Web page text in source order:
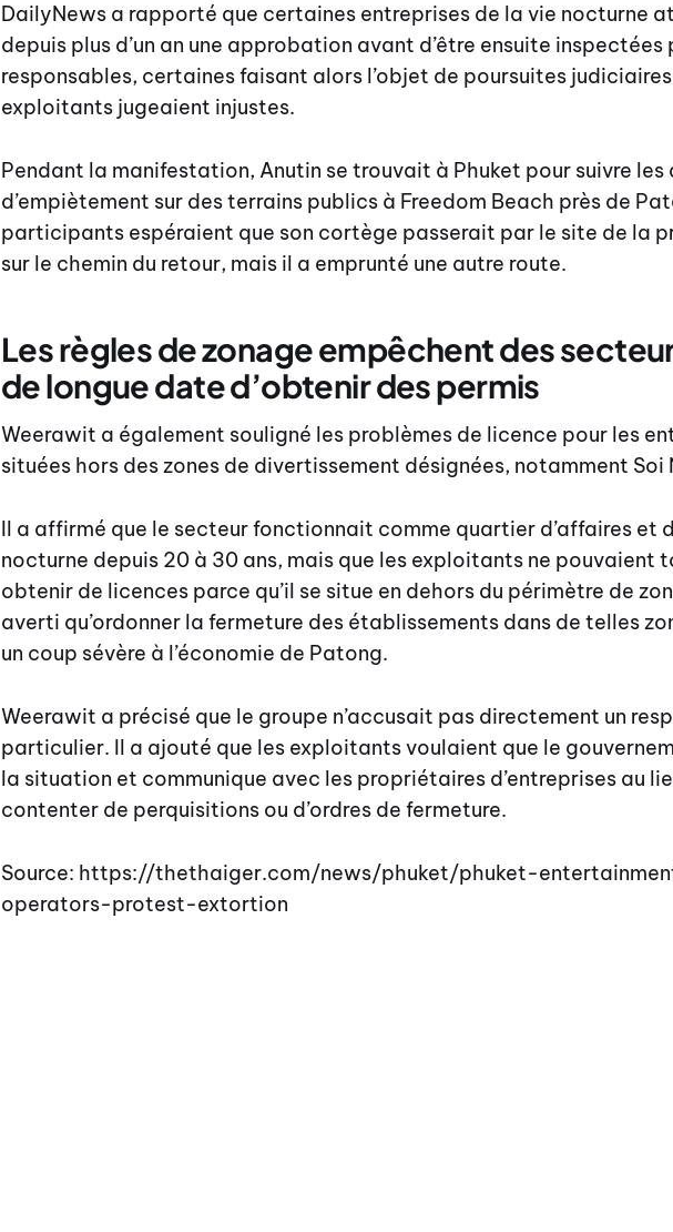
DailyNews a rapporté que certaines entreprises de la vie nocturne
depuis plus d’un an une approbation avant d’être ensuite inspectées
responsables, certaines faisant alors l’objet de poursuites
exploitants jugeaient injustes.
Pendant la manifestation, Anutin se trouvait à Phuket pour suivre les
d’empiètement sur des terrains publics à Freedom Beach près de
participants espéraient que son cortège passerait par le site de la
sur le chemin du retour, mais il a emprunté une autre route.
Les règles de zonage empêchent des
de longue date d’obtenir des permis
Weerawit a également souligné les problèmes de licence pour les
situées hors des zones de divertissement désignées, notamment Soi
Il a affirmé que le secteur fonctionnait comme quartier d’affaires et
nocturne depuis 20 à 30 ans, mais que les exploitants ne pouvaient
obtenir de licences parce qu’il se situe en dehors du périmètre de
averti qu’ordonner la fermeture des établissements dans de telles
un coup sévère à l’économie de Patong.
Weerawit a précisé que le groupe n’accusait pas directement un
particulier. Il a ajouté que les exploitants voulaient que le
la situation et communique avec les propriétaires d’entreprises au
contenter de perquisitions ou d’ordres de fermeture.
Source: https://thethaiger.com/news/phuket/phuket-
operators-protest-extortion